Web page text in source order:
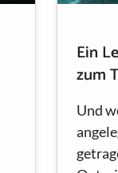
Ein
zum
Und